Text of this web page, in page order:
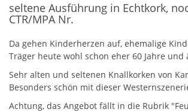
seltene Ausführung in Echtkork,
CTR/MPA Nr.
Da gehen Kinderherzen auf, ehemalige
Träger heute wohl schon eher 60 Jahre und
Sehr alten und seltenen Knallkorken von
Besonders schön mit dieser
Achtung, das Angebot fällt in die Rubrik